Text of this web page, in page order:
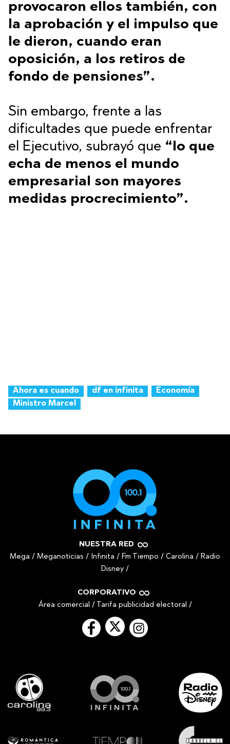
provocaron ellos también, con
la aprobación y el impulso que
le dieron, cuando eran
oposición, a los retiros de
fondo de pensiones”.
Sin embargo, frente a las
dificultades que puede enfrentar
el Ejecutivo, subrayó que “lo que
echa de menos el mundo
empresarial son mayores
medidas procrecimiento”.
Ahora es cuando df en infinita
Economía
Ministro Marcel
NUESTRA RED
Mega / Meganoticias / Infinita / Fm Tiempo / Carolina / Radio
Disney /
CORPORATIVO
Área comercial / Tarifa publicidad electoral /